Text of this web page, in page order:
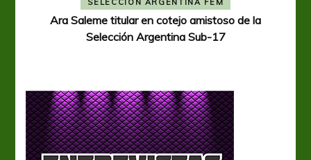
SELECCIÓN ARGENTINA FEM
Ara Saleme titular en cotejo amistoso de la
Selección Argentina Sub-17